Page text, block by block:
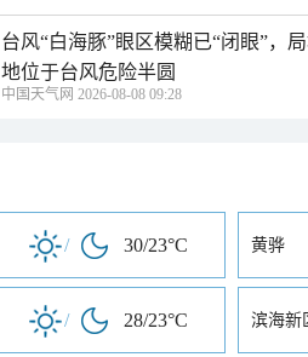
台风“白海豚”眼区模糊已“闭眼”，
地位于台风危险半圆
中国天气网 2026-08-08 09:28
/ 30/23°C 黄骅
/ 28/23°C 滨海新